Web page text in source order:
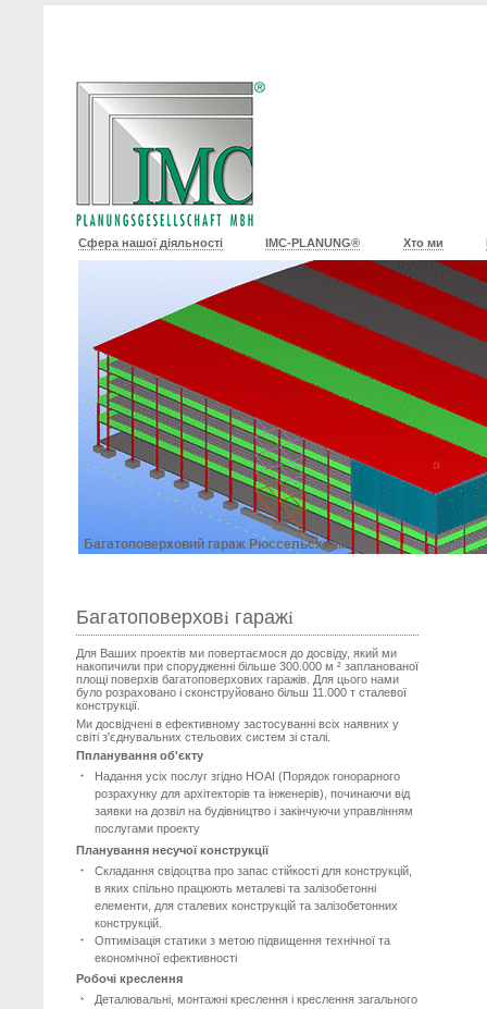
Сфера нашої діяльності IMC-PLANUNG® Хто ми
Багатоповерховi гаражi
Для Ваших проектів ми повертаємося до досвіду, який ми
накопичили при спорудженні більше 300.000 м ² запланованої
площі поверхів багатоповерхових гаражів. Для цього нами
було розраховано і сконструйовано більш 11.000 т сталевої
конструкції.
Ми досвідчені в ефективному застосуванні всіх наявних у
світі з'єднувальних стельових систем зі сталі.
Ппланування об'єкту
Надання усіх послуг згідно HOAI (Порядок гонорарного
розрахунку для архітекторів та інженерів), починаючи від
заявки на дозвіл на будівництво і закінчуючи управлінням
послугами проекту
Планування несучої конструкції
Складання свідоцтва про запас стійкості для конструкцій,
в яких спільно працюють металеві та залізобетонні
елементи, для сталевих конструкцій та залізобетонних
конструкцій.
Оптимізація статики з метою підвищення технічної та
економічної ефективності
Робочі креслення
Деталювальні, монтажні креслення і креслення загального